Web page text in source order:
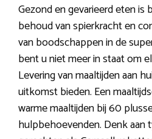
Gezond en gevarieerd eten is
behoud van spierkracht en
van boodschappen in de
bent u niet meer in staat om
Levering van maaltijden aan
uitkomst bieden. Een
warme maaltijden bij 60
hulpbehoevenden. Denk aan